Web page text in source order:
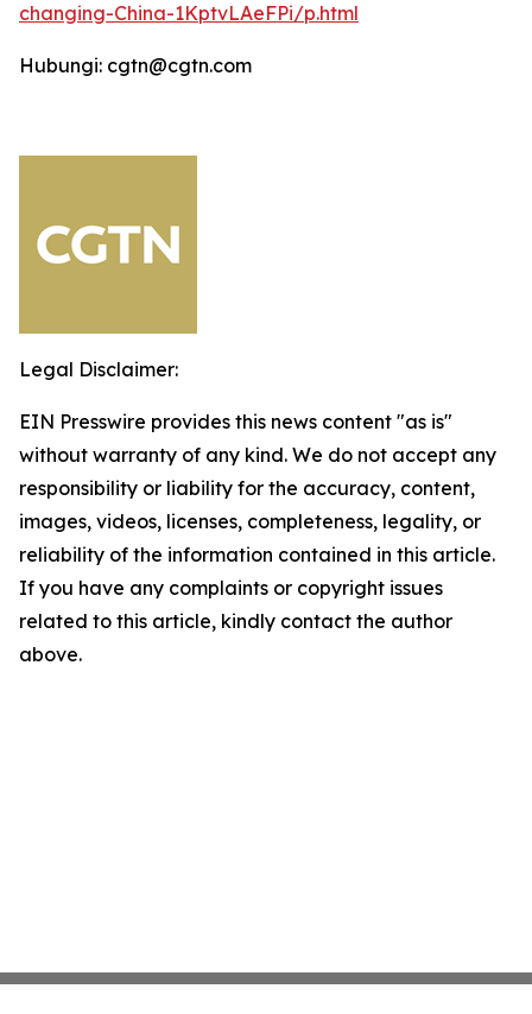
changing-China-1KptvLAeFPi/p.html
Hubungi: cgtn@cgtn.com
Legal Disclaimer:
EIN Presswire provides this news content "as is"
without warranty of any kind. We do not accept any
responsibility or liability for the accuracy, content,
images, videos, licenses, completeness, legality, or
reliability of the information contained in this article.
If you have any complaints or copyright issues
related to this article, kindly contact the author
above.